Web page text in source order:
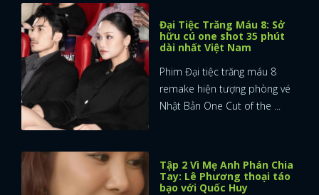
Đại Tiệc Trăng Máu 8: Sở
hữu cú one shot 35 phút
dài nhất Việt Nam
Phim Đại tiệc trăng máu 8
remake hiện tượng phòng vé
Nhật Bản One Cut of the ...
Tập 2 Vì Mẹ Anh Phán Chia
Tay: Lê Phương thoại táo
bạo với Quốc Huy